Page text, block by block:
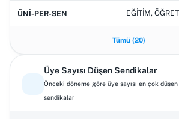
ÜNİ-PER-SEN
Tümü (20)
Üye Sayısı Düşen Sendikalar
Önceki döneme göre üye sayısı en çok düşen
sendikalar